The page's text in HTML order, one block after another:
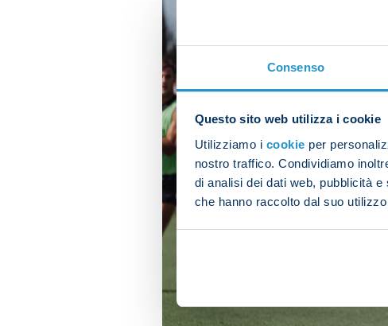
Consenso
Questo sito web utilizza i cookie
Utilizziamo i cookie per
nostro traffico. Condividiamo
di analisi dei dati web, pubblicità
che hanno raccolto dal suo